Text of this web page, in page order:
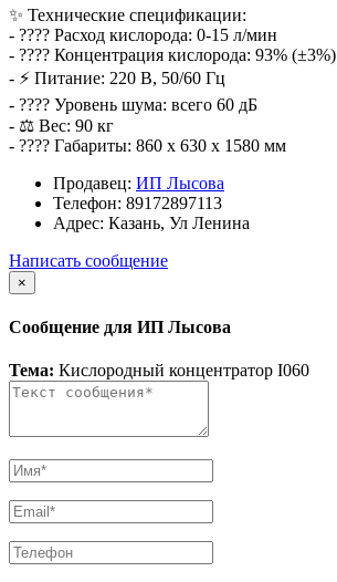
✨ Технические спецификации:
- ???? Расход кислорода: 0-15 л/мин
- ???? Концентрация кислорода: 93% (±3%)
- ⚡ Питание: 220 В, 50/60 Гц
- ???? Уровень шума: всего 60 дБ
- ⚖ Вес: 90 кг
- ???? Габариты: 860 x 630 x 1580 мм
Продавец: ИП Лысова
Телефон: 89172897113
Адрес: Казань, Ул Ленина
Написать сообщение
×
Сообщение для ИП Лысова
Тема: Кислородный концентратор I060